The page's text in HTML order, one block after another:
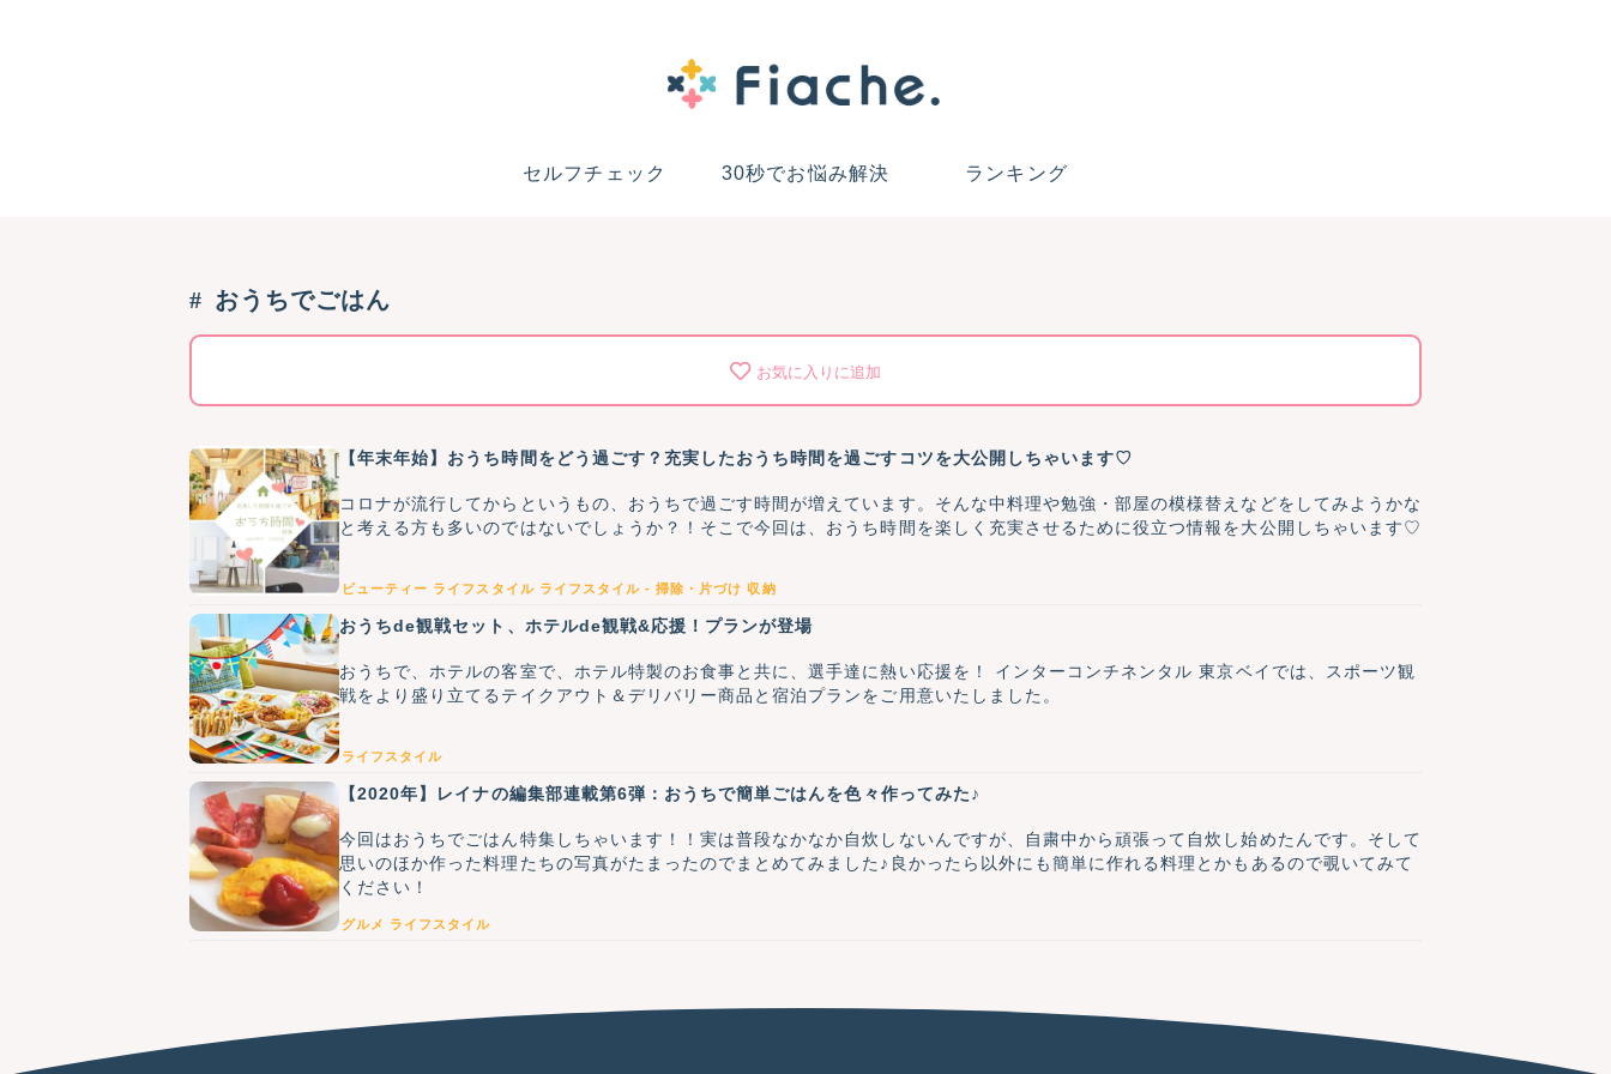
セルフチェック 30秒でお悩み解決 ランキング
おうちでごはん
お気に入りに追加
【年末年始】おうち時間をどう過ごす？充実したおうち時間を過ごすコツを大公開しちゃいます♡
コロナが流行してからというもの、おうちで過ごす時間が増えています。そんな中料理や勉強・部屋の模様替えなどをしてみようかな
と考える方も多いのではないでしょうか？！そこで今回は、おうち時間を楽しく充実させるために役立つ情報を大公開しちゃいます♡
ビューティー ライフスタイル ライフスタイル - 掃除・片づけ 収納
おうちde観戦セット、ホテルde観戦&応援！プランが登場
おうちで、ホテルの客室で、ホテル特製のお食事と共に、選手達に熱い応援を！ インターコンチネンタル 東京ベイでは、スポーツ観
戦をより盛り立てるテイクアウト＆デリバリー商品と宿泊プランをご用意いたしました。
ライフスタイル
【2020年】レイナの編集部連載第6弾：おうちで簡単ごはんを色々作ってみた♪
今回はおうちでごはん特集しちゃいます！！実は普段なかなか自炊しないんですが、自粛中から頑張って自炊し始めたんです。そして
思いのほか作った料理たちの写真がたまったのでまとめてみました♪良かったら以外にも簡単に作れる料理とかもあるので覗いてみて
ください！
グルメ ライフスタイル